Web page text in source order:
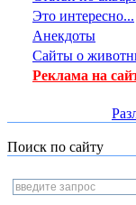
Это интересно...
Анекдоты
Сайты о
Реклама на
Поиск по сайту